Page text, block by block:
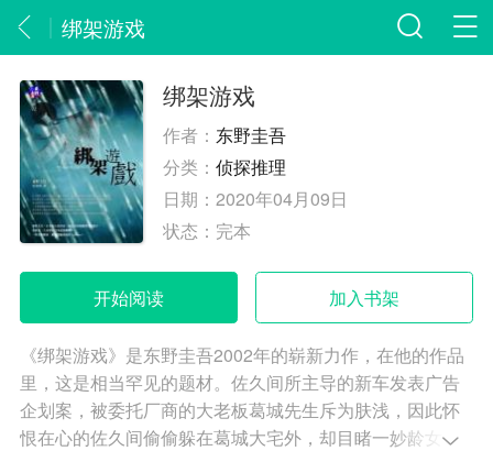
绑架游戏
绑架游戏
作者： 东野圭吾
分类：侦探推理
日期：2020年04月09日
状态： 完本
开始阅读 加入书架
《绑架游戏》是东野圭吾2002年的崭新力作，在他的作品
里，这是相当罕见的题材。佐久间所主导的新车发表广告
企划案，被委托厂商的大老板葛城先生斥为肤浅，因此怀
恨在心的佐久间偷偷躲在葛城大宅外，却目睹一妙龄女子